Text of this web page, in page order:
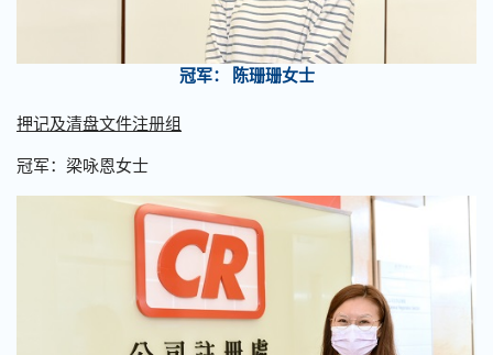
冠军： 陈珊珊女士
押记及清盘文件注册组
冠军：梁咏恩女士